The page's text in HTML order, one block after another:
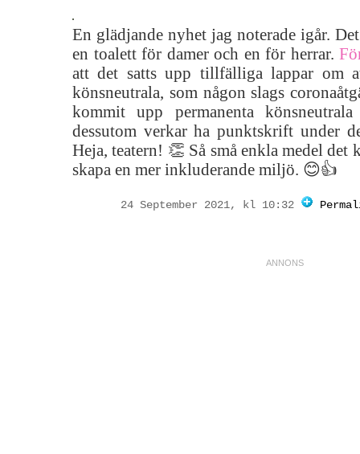
En glädjande nyhet jag noterade igår.
en toalett för damer och en för herrar.
att det satts upp tillfälliga lappar om
könsneutrala, som någon slags
kommit upp permanenta
dessutom verkar ha punktskrift under
Heja, teatern! 👏 Så små enkla medel det
skapa en mer inkluderande miljö. 😊👍
24 September 2021, kl 10:32